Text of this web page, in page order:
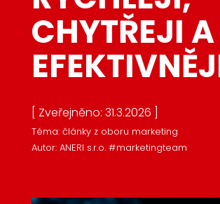
CHYTŘEJI A
[ Zveřejněno: 31.3.2026 ]
Téma: články z oboru marketing
Autor: ANERI s.r.o. #marketingteam